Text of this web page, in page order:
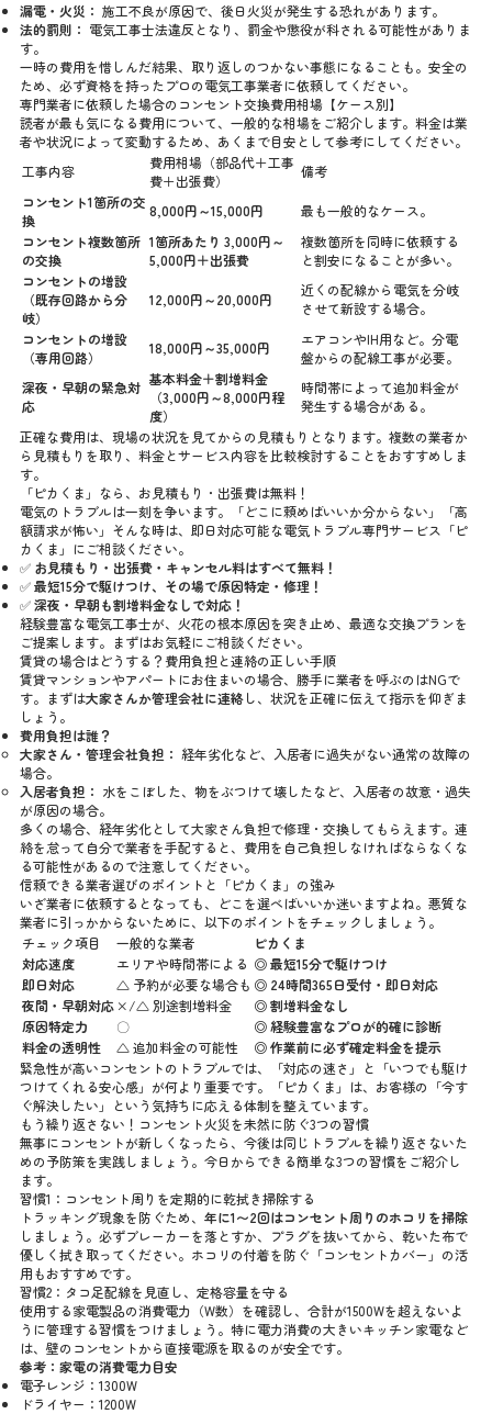
漏電・火災： 施工不良が原因で、後日火災が発生する恐れがあります。
法的罰則： 電気工事士法違反となり、罰金や懲役が科される可能性がありま
す。
一時の費用を惜しんだ結果、取り返しのつかない事態になることも。安全の
ため、必ず資格を持ったプロの電気工事業者に依頼してください。
専門業者に依頼した場合のコンセント交換費用相場【ケース別】
読者が最も気になる費用について、一般的な相場をご紹介します。料金は業
者や状況によって変動するため、あくまで目安として参考にしてください。
工事内容
費用相場（部品代＋工事
費＋出張費）
備考
コンセント1箇所の交
換
8,000円～15,000円
最も一般的なケース。
コンセント複数箇所
の交換
1箇所あたり 3,000円～
5,000円＋出張費
複数箇所を同時に依頼する
と割安になることが多い。
コンセントの増設
（既存回路から分
岐）
12,000円～20,000円
近くの配線から電気を分岐
させて新設する場合。
コンセントの増設
（専用回路）
18,000円～35,000円
エアコンやIH用など。分電
盤からの配線工事が必要。
深夜・早朝の緊急対
応
基本料金＋割増料金
（3,000円～8,000円程
度）
時間帯によって追加料金が
発生する場合がある。
正確な費用は、現場の状況を見てからの見積もりとなります。複数の業者か
ら見積もりを取り、料金とサービス内容を比較検討することをおすすめしま
す。
「ピカくま」なら、お見積もり・出張費は無料！
電気のトラブルは一刻を争います。「どこに頼めばいいか分からない」「高
額請求が怖い」そんな時は、即日対応可能な電気トラブル専門サービス「ピ
カくま」にご相談ください。
✅ お見積もり・出張費・キャンセル料はすべて無料！
✅最短15分で駆けつけ、その場で原因特定・修理！
✅深夜・早朝も割増料金なしで対応！
経験豊富な電気工事士が、火花の根本原因を突き止め、最適な交換プランを
ご提案します。まずはお気軽にご相談ください。
賃貸の場合はどうする？費用負担と連絡の正しい手順
賃貸マンションやアパートにお住まいの場合、勝手に業者を呼ぶのはNGで
す。まずは大家さんか管理会社に連絡し、状況を正確に伝えて指示を仰ぎま
しょう。
費用負担は誰？
大家さん・管理会社負担： 経年劣化など、入居者に過失がない通常の故障の
場合。
入居者負担： 水をこぼした、物をぶつけて壊したなど、入居者の故意・過失
が原因の場合。
多くの場合、経年劣化として大家さん負担で修理・交換してもらえます。連
絡を怠って自分で業者を手配すると、費用を自己負担しなければならなくな
る可能性があるので注意してください。
信頼できる業者選びのポイントと「ピカくま」の強み
いざ業者に依頼するとなっても、どこを選べばいいか迷いますよね。悪質な
業者に引っかからないために、以下のポイントをチェックしましょう。
チェック項目
一般的な業者
ピカくま
対応速度
エリアや時間帯による ◎ 最短15分で駆けつけ
即日対応
△ 予約が必要な場合も ◎ 24時間365日受付・即日対応
夜間・早朝対応 ×/△ 別途割増料金
◎ 割増料金なし
原因特定力
〇
◎ 経験豊富なプロが的確に診断
料金の透明性
△ 追加料金の可能性
◎ 作業前に必ず確定料金を提示
緊急性が高いコンセントのトラブルでは、「対応の速さ」と「いつでも駆け
つけてくれる安心感」が何より重要です。「ピカくま」は、お客様の「今す
ぐ解決したい」という気持ちに応える体制を整えています。
もう繰り返さない！コンセント火災を未然に防ぐ3つの習慣
無事にコンセントが新しくなったら、今後は同じトラブルを繰り返さないた
めの予防策を実践しましょう。今日からできる簡単な3つの習慣をご紹介し
ます。
習慣1：コンセント周りを定期的に乾拭き掃除する
トラッキング現象を防ぐため、 年に1〜2回はコンセント周りのホコリを掃除
しましょう。必ずブレーカーを落とすか、プラグを抜いてから、乾いた布で
優しく拭き取ってください。ホコリの付着を防ぐ「コンセントカバー」の活
用もおすすめです。
習慣2：タコ足配線を見直し、定格容量を守る
使用する家電製品の消費電力（W数）を確認し、合計が1500Wを超えないよ
うに管理する習慣をつけましょう。特に電力消費の大きいキッチン家電など
は、壁のコンセントから直接電源を取るのが安全です。
参考：家電の消費電力目安
電子レンジ：1300W
ドライヤー：1200W